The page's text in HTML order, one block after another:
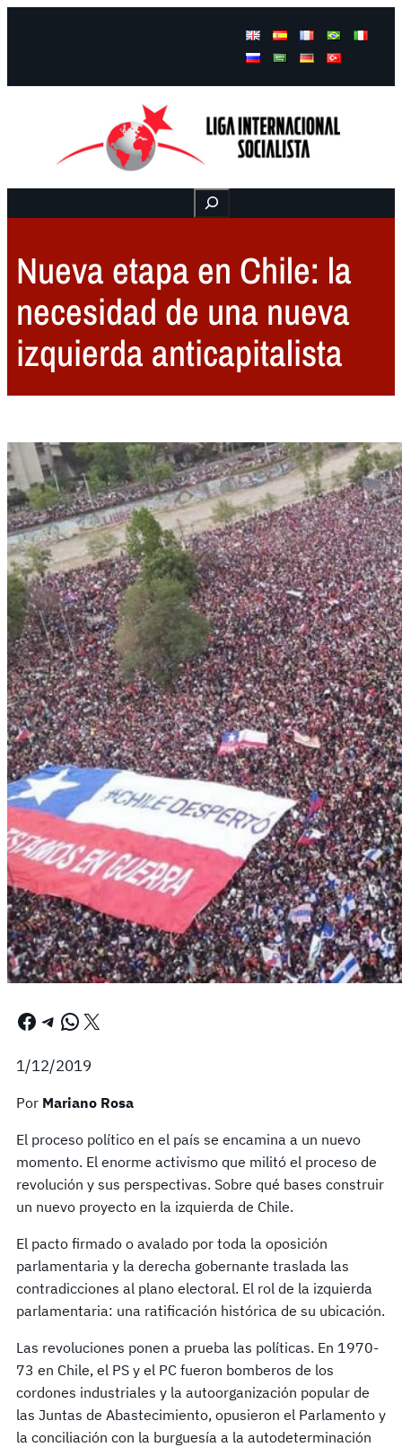
Buscar
Nueva etapa en Chile: la
necesidad de una nueva
izquierda anticapitalista
Facebook Telegram WhatsApp X
1/12/2019
Por Mariano Rosa
El proceso político en el país se encamina a un nuevo
momento. El enorme activismo que militó el proceso de
revolución y sus perspectivas. Sobre qué bases construir
un nuevo proyecto en la izquierda de Chile.
El pacto firmado o avalado por toda la oposición
parlamentaria y la derecha gobernante traslada las
contradicciones al plano electoral. El rol de la izquierda
parlamentaria: una ratificación histórica de su ubicación.
Las revoluciones ponen a prueba las políticas. En 1970-
73 en Chile, el PS y el PC fueron bomberos de los
cordones industriales y la autoorganización popular de
las Juntas de Abastecimiento, opusieron el Parlamento y
la conciliación con la burguesía a la autodeterminación